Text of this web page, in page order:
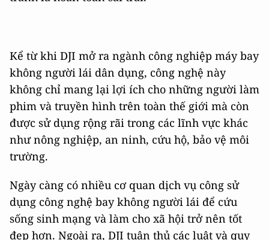
Kể từ khi DJI mở ra ngành công nghiệp máy bay
không người lái dân dụng, công nghệ này
không chỉ mang lại lợi ích cho những người làm
phim và truyền hình trên toàn thế giới mà còn
được sử dụng rộng rãi trong các lĩnh vực khác
như nông nghiệp, an ninh, cứu hộ, bảo vệ môi
trường.
Ngày càng có nhiều cơ quan dịch vụ công sử
dụng công nghệ bay không người lái để cứu
sống sinh mạng và làm cho xã hội trở nên tốt
đẹp hơn. Ngoài ra, DJI tuân thủ các luật và quy